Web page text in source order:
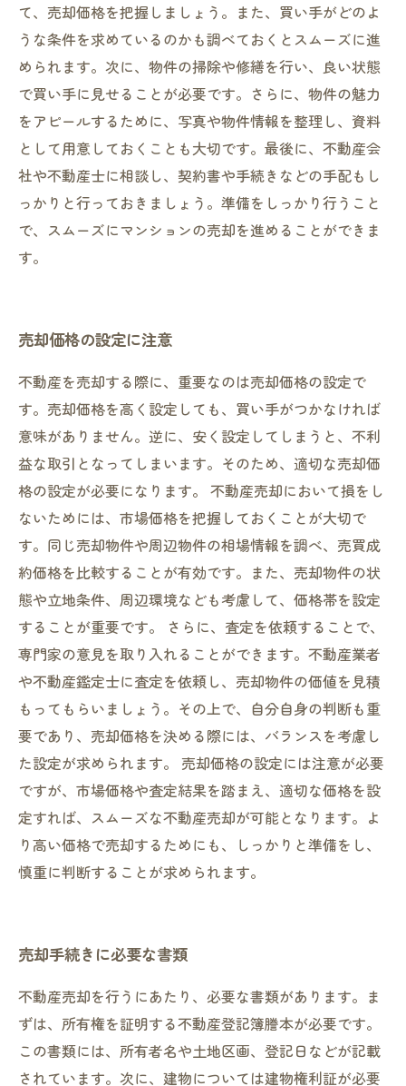
て、売却価格を把握しましょう。また、買い手がどのよ
うな条件を求めているのかも調べておくとスムーズに進
められます。次に、物件の掃除や修繕を行い、良い状態
で買い手に見せることが必要です。さらに、物件の魅力
をアピールするために、写真や物件情報を整理し、資料
として用意しておくことも大切です。最後に、不動産会
社や不動産士に相談し、契約書や手続きなどの手配もし
っかりと行っておきましょう。準備をしっかり行うこと
で、スムーズにマンションの売却を進めることができま
す。
売却価格の設定に注意
不動産を売却する際に、重要なのは売却価格の設定で
す。売却価格を高く設定しても、買い手がつかなければ
意味がありません。逆に、安く設定してしまうと、不利
益な取引となってしまいます。そのため、適切な売却価
格の設定が必要になります。 不動産売却において損をし
ないためには、市場価格を把握しておくことが大切で
す。同じ売却物件や周辺物件の相場情報を調べ、売買成
約価格を比較することが有効です。また、売却物件の状
態や立地条件、周辺環境なども考慮して、価格帯を設定
することが重要です。 さらに、査定を依頼することで、
専門家の意見を取り入れることができます。不動産業者
や不動産鑑定士に査定を依頼し、売却物件の価値を見積
もってもらいましょう。その上で、自分自身の判断も重
要であり、売却価格を決める際には、バランスを考慮し
た設定が求められます。 売却価格の設定には注意が必要
ですが、市場価格や査定結果を踏まえ、適切な価格を設
定すれば、スムーズな不動産売却が可能となります。よ
り高い価格で売却するためにも、しっかりと準備をし、
慎重に判断することが求められます。
売却手続きに必要な書類
不動産売却を行うにあたり、必要な書類があります。ま
ずは、所有権を証明する不動産登記簿謄本が必要です。
この書類には、所有者名や土地区画、登記日などが記載
されています。次に、建物については建物権利証が必要